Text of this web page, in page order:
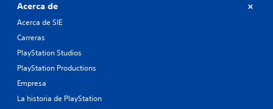
Acerca de
Acerca de SIE
Carreras
PlayStation Studios
PlayStation Productions
Empresa
La historia de PlayStation